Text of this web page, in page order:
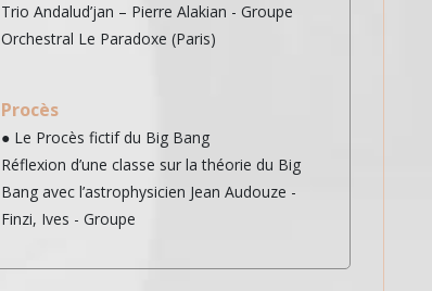
Trio Andalud’jan – Pierre Alakian - Groupe
Orchestral Le Paradoxe (Paris)
Procès
● Le Procès fictif du Big Bang
Réflexion d’une classe sur la théorie du Big
Bang avec l’astrophysicien Jean Audouze -
Finzi, Ives - Groupe